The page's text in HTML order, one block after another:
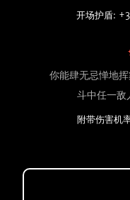
开场护盾:
你能肆无忌惮地
斗中任一敌
附带伤害机